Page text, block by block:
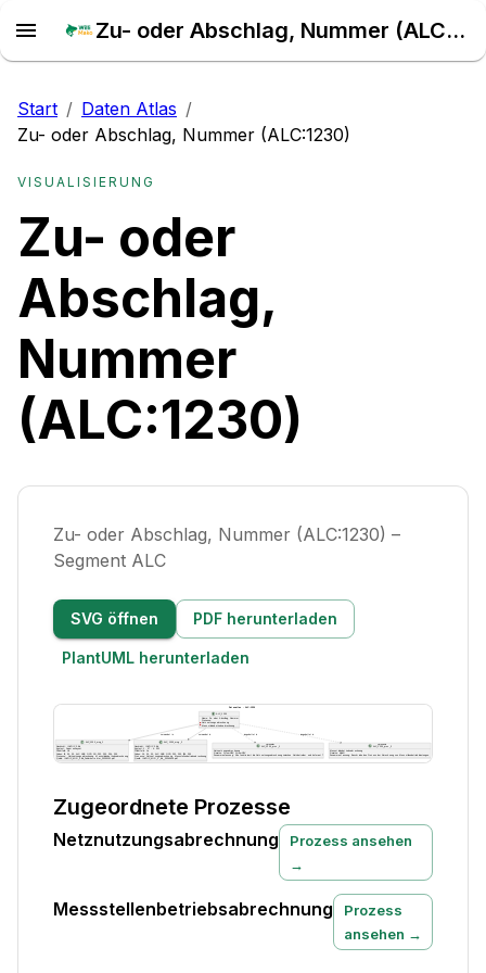
Zu- oder Abschlag, Nummer (ALC:1230) – Daten Atlas
Start / Daten Atlas /
Zu- oder Abschlag, Nummer (ALC:1230)
VISUALISIERUNG
Zu- oder
Abschlag,
Nummer
(ALC:1230)
Zu- oder Abschlag, Nummer (ALC:1230) –
Segment ALC
SVG öffnen PDF herunterladen
PlantUML herunterladen
Zugeordnete Prozesse
Netznutzungsabrechnung
Prozess ansehen
→
Messstellenbetriebsabrechnung
Prozess
ansehen →